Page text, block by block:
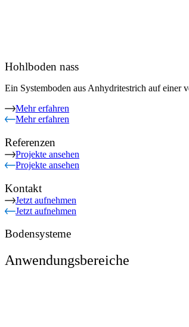
Hohlboden nass
Ein Systemboden aus Anhydritestrich auf einer
Mehr erfahren
Mehr erfahren
Referenzen
Projekte ansehen
Projekte ansehen
Kontakt
Jetzt aufnehmen
Jetzt aufnehmen
Bodensysteme
Anwendungsbereiche